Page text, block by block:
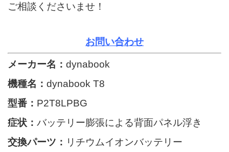
ご相談くださいませ！
お問い合わせ
メーカー名： dynabook
機種名： dynabook T8
型番： P2T8LPBG
症状： バッテリー膨張による背面パネル浮き
交換パーツ： リチウムイオンバッテリー